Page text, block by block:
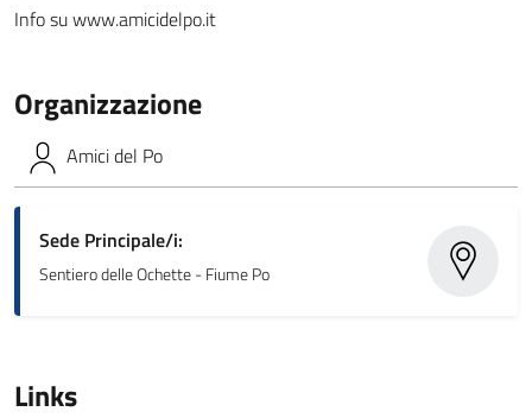
Info su www.amicidelpo.it
Organizzazione
Amici del Po
Sede Principale/i:
Sentiero delle Ochette - Fiume Po
Links